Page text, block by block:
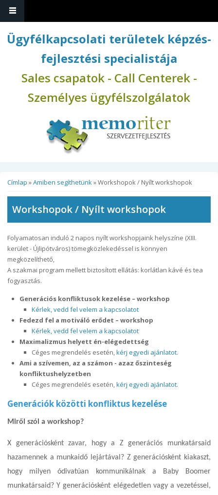
Ügyfélkapcsolati területek képzés-
fejlesztési specialistája
Sales csapatok - Call Centerek -
Személyes ügyfélszolgálatok
Jelenlegi hely
Címlap »Amiben segíthetünk» Workshopok / Nyílt workshopok
Workshopok / Nyílt workshopok
Folyamatosan induló 2 napos nyílt workshopjaink helyszíne (XIII.
kerület - Újlipótváros) tömegközlekedéssel is könnyen
megközelíthető,
A szakmai program mellett biztosított ellátás: korlátlan kávé és tea
fogyasztás.
Generációs konfliktusok kezelése – workshop
Kérlek, vedd fel velem a kapcsolatot
Fedezd fel a motiváló erődet – workshop
Kérlek, vedd fel velem a kapcsolatot
Maximalizmus helyett én-elégedettség
Céges megrendelés esetén, kérj egyedi ajánlatot.
Ami a szívemen, az a számon - azaz őszinteség
konfliktushelyzetben
Céges megrendelés esetén, kérj egyedi ajánlatot.
Generációk közötti konfliktus kezelése
Miről szól a workshop?
X generációsként zavar, hogy a Z generációs munkatársaid
hazamennek a munkaidő lejártával? Z generációsként kiakaszt,
hogy milyen ódivatúan kommunikálnak a Baby Boomer
munkatársaid? Y generációsként elégedetlen vagy a vezetéssel,